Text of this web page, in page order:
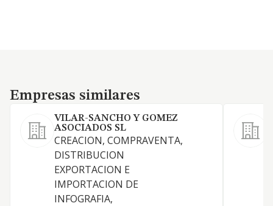
Empresas similares
Empresas similares
VILAR-SANCHO Y GOMEZ
ASOCIADOS SL
CREACION, COMPRAVENTA,
DISTRIBUCION
EXPORTACION E
IMPORTACION DE
INFOGRAFIA,